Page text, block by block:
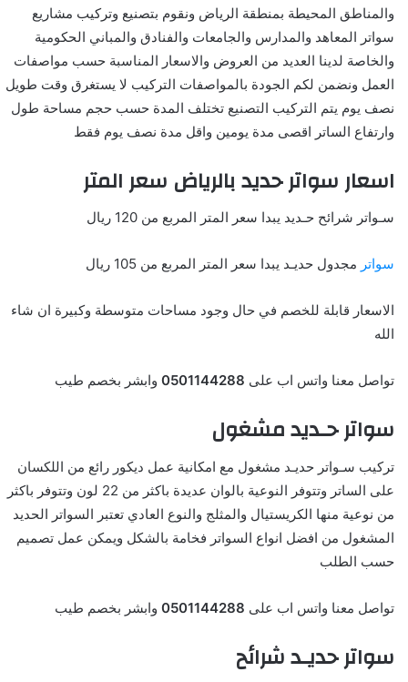
والمناطق المحيطة بمنطقة الرياض ونقوم بتصنيع وتركيب مشاريع
سواتر المعاهد والمدارس والجامعات والفنادق والمباني الحكومية
والخاصة لدينا العديد من العروض والاسعار المناسبة حسب مواصفات
العمل ونضمن لكم الجودة بالمواصفات التركيب لا يستغرق وقت طويل
نصف يوم يتم التركيب التصنيع تختلف المدة حسب حجم مساحة طول
وارتفاع الساتر اقصى مدة يومين واقل مدة نصف يوم فقط
اسعار سواتر حديد بالرياض سعر المتر
سـواتر شرائح حـديد يبدا سعر المتر المربع من 120 ريال
سواتر مجدول حديـد يبدا سعر المتر المربع من 105 ريال
الاسعار قابلة للخصم في حال وجود مساحات متوسطة وكبيرة ان شاء
الله
تواصل معنا واتس اب على 0501144288 وابشر بخصم طيب
سواتر حـديد مشغول
تركيب سـواتر حديـد مشغول مع امكانية عمل ديكور رائع من اللكسان
على الساتر وتتوفر النوعية بالوان عديدة باكثر من 22 لون وتتوفر باكثر
من نوعية منها الكريستيال والمثلج والنوع العادي تعتبر السواتر الحديد
المشغول من افضل انواع السواتر فخامة بالشكل ويمكن عمل تصميم
حسب الطلب
تواصل معنا واتس اب على 0501144288 وابشر بخصم طيب
سواتر حديـد شرائح